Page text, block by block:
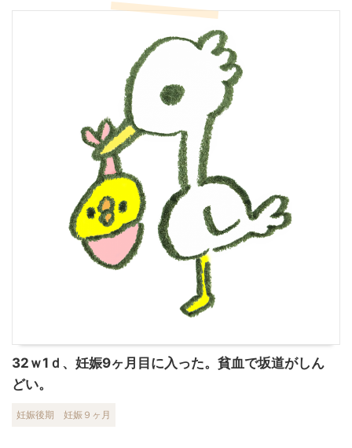
32ｗ1ｄ、妊娠9ヶ月目に入った。貧血で坂道がしん
どい。
妊娠後期 妊娠９ヶ月